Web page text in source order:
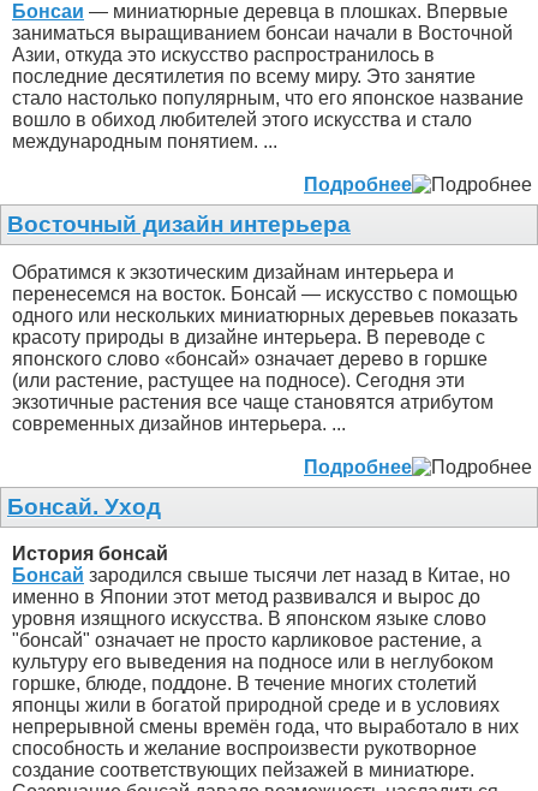
Бонсаи — миниатюрные деревца в плошках. Впервые
заниматься выращиванием бонсаи начали в Восточной
Азии, откуда это искусство распространилось в
последние десятилетия по всему миру. Это занятие
стало настолько популярным, что его японское название
вошло в обиход любителей этого искусства и стало
международным понятием. ...
Подробнее
Восточный дизайн интерьера
Обратимся к экзотическим дизайнам интерьера и
перенесемся на восток. Бонсай — искусство с помощью
одного или нескольких миниатюрных деревьев показать
красоту природы в дизайне интерьера. В переводе с
японского слово «бонсай» означает дерево в горшке
(или растение, растущее на подносе). Сегодня эти
экзотичные растения все чаще становятся атрибутом
современных дизайнов интерьера. ...
Подробнее
Бонсай. Уход
История бонсай
Бонсай зародился свыше тысячи лет назад в Китае, но
именно в Японии этот метод развивался и вырос до
уровня изящного искусства. В японском языке слово
"бонсай" означает не просто карликовое растение, а
культуру его выведения на подносе или в неглубоком
горшке, блюде, поддоне. В течение многих столетий
японцы жили в богатой природной среде и в условиях
непрерывной смены времён года, что выработало в них
способность и желание воспроизвести рукотворное
создание соответствующих пейзажей в миниатюре.